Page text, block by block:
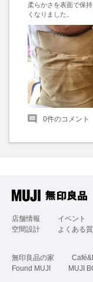
柔らかさを表面で保
くなりました。
0件のコメント
店舗情報 イベント
空間設計
よくある
無印良品の家
Found MUJI
MUJI